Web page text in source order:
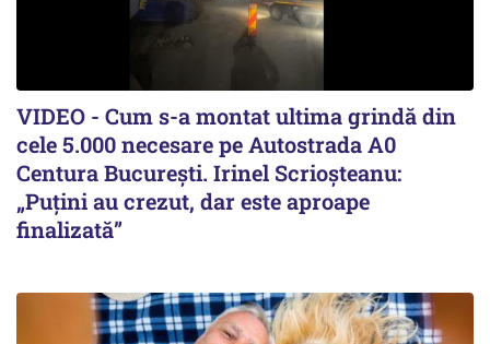
VIDEO - Cum s-a montat ultima grindă din
cele 5.000 necesare pe Autostrada A0
Centura București. Irinel Scrioșteanu:
„Puțini au crezut, dar este aproape
finalizată”